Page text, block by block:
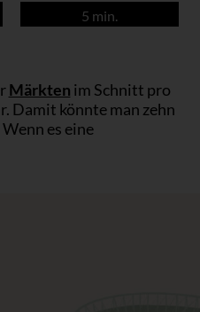
5 min.
Märkten im Schnitt pro
Damit könnte man zehn
es eine